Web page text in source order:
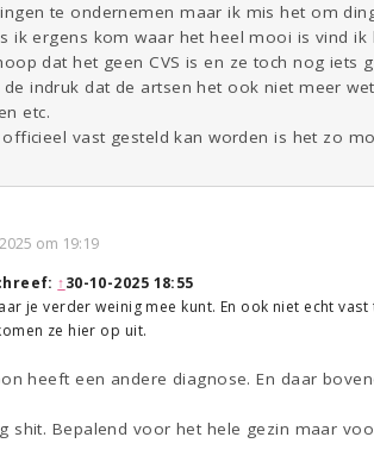
te ondernemen maar ik mis het om
ik ergens kom waar het heel mooi is vind
dat het geen CVS is en ze toch nog
indruk dat de artsen het ook niet meer
etc.
officieel vast gesteld kan worden is het zo
om 19:19
↑30-10-2025 18:55
je verder weinig mee kunt. En ook niet echt
ze hier op uit.
heeft een andere diagnose. En daar
shit. Bepalend voor het hele gezin maar